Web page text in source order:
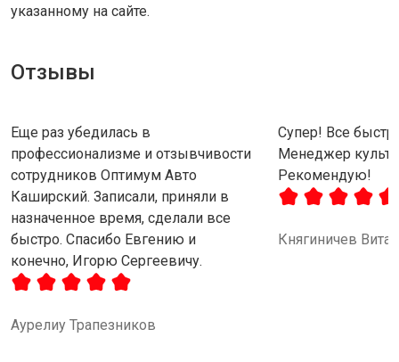
Отзывы
Еще раз убедилась в
профессионализме и отзывчивости
сотрудников Оптимум Авто
Каширский. Записали, приняли в
назначенное время, сделали все
быстро. Спасибо Евгению и
конечно, Игорю Сергеевичу.
Аурелиу Трапезников
Супер! Все
Менеджер
Рекомендую!
Княгиничев
указанному на сайте.